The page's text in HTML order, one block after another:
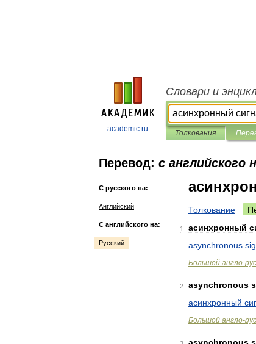
academic.ru
Словари и
Толкования
Перевод: с английского
С русского на:
Английский
С английского на:
Русский
Толкование
1 асинхронный
asynchronous
Большой англо-
2 asynchronous
асинхронный
Большой англо-